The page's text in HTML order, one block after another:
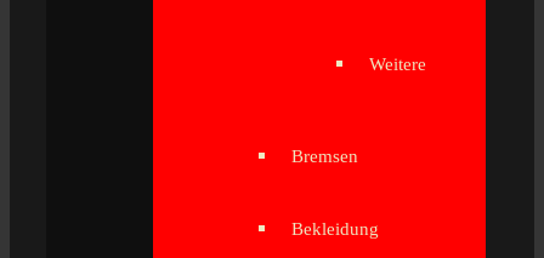
Weitere
Bremsen
Bekleidung